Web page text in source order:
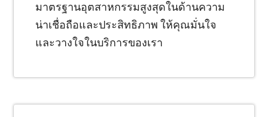
มาตรฐานอุตสาหกรรมสูงสุดในด้านความ
น่าเชื่อถือและประสิทธิภาพ ให้คุณมั่นใจ
และวางใจในบริการของเรา